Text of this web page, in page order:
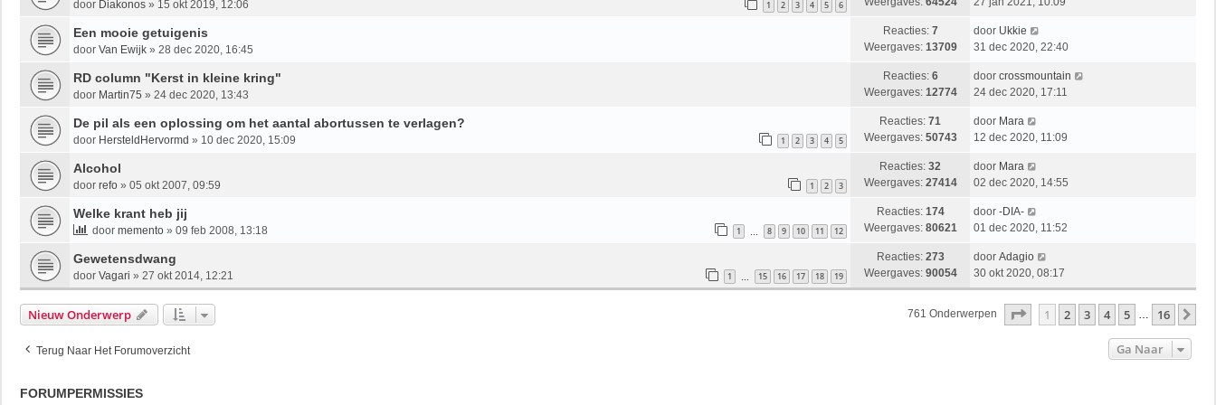
door Diakonos » 15 okt 2019, 12:06 1 2 3 4 5 6
Een mooie getuigenis
door Van Ewijk » 28 dec 2020, 16:45
Reacties: 7
Weergaves: 13709
door Ukkie
31 dec 2020, 22:40
RD column "Kerst in kleine kring"
door Martin75 » 24 dec 2020, 13:43
Reacties: 6
Weergaves: 12774
door crossmountain
24 dec 2020, 17:11
De pil als een oplossing om het aantal abortussen te verlagen?
door HersteldHervormd » 10 dec 2020, 15:09 1 2 3 4 5
Reacties: 71
Weergaves: 50743
door Mara
12 dec 2020, 11:09
Alcohol
door refo » 05 okt 2007, 09:59 1 2 3
Reacties: 32
Weergaves: 27414
door Mara
02 dec 2020, 14:55
Welke krant heb jij
door memento » 09 feb 2008, 13:18 1 8 9 10 11 12
Reacties: 174
Weergaves: 80621
door -DIA-
01 dec 2020, 11:52
Gewetensdwang
door Vagari » 27 okt 2014, 12:21 1 15 16 17 18 19
Reacties: 273
Weergaves: 90054
door Adagio
30 okt 2020, 08:17
Nieuw Onderwerp 761 Onderwerpen Pagina1 Van 16
1 2 3 4 5 … 16
Terug Naar Het Forumoverzicht Ga Naar
FORUMPERMISSIES